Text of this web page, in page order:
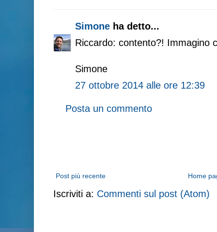
Simone ha detto...
Riccardo: contento?! Immagino
Simone
27 ottobre 2014 alle ore 12:39
Posta un commento
Post più recente Home
Iscriviti a: Commenti sul post (Atom)